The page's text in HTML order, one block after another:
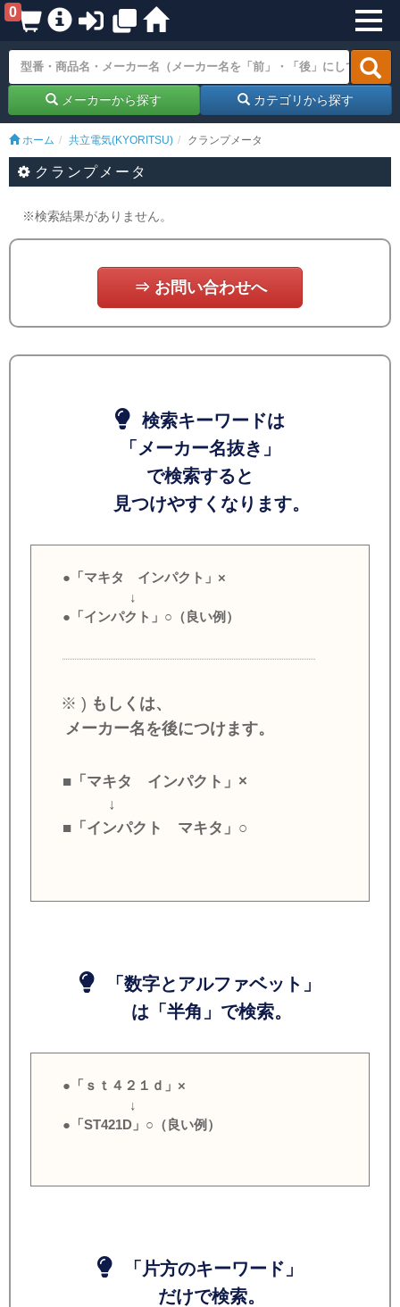
0
メーカーから探す カテゴリから探す
ホーム 共立電気(KYORITSU) クランプメータ
クランプメータ
※検索結果がありません。
⇒ お問い合わせへ
検索キーワードは
「メーカー名抜き」
で検索すると
見つけやすくなります。
●「マキタ インパクト」×
↓
●「インパクト」○（良い例）
※ ) もしくは、
メーカー名を後につけます。
■「マキタ インパクト」×
↓
■「インパクト マキタ」○
「数字とアルファベット」
は「半角」で検索。
●「ｓｔ４２１ｄ」×
↓
●「ST421D」○（良い例）
「片方のキーワード」
だけで検索。